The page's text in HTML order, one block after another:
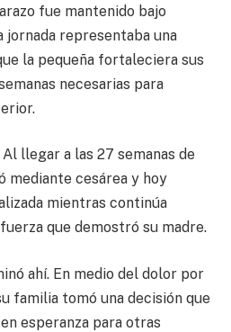
fue mantenido bajo
jornada representaba una
la pequeña fortaleciera sus
necesarias para
llegar a las 27 semanas de
mediante cesárea y hoy
mientras continúa
que demostró su madre.
ahí. En medio del dolor por
familia tomó una decisión que
esperanza para otras